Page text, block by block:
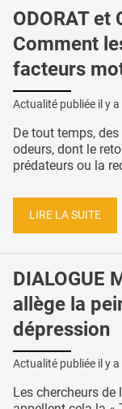
ODORAT et
Comment
facteurs
Actualité publiée il y a
De tout temps,
odeurs, dont le
prédateurs ou la
LIRE LA SUITE
DIALOGUE
allège la
dépression
Actualité publiée il y a
Les chercheurs de